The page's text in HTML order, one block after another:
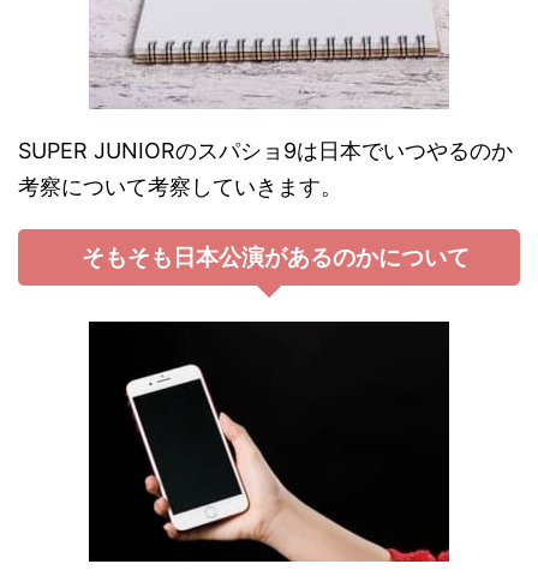
SUPER JUNIORのスパショ9は日本でいつやるのか
考察について考察していきます。
そもそも日本公演があるのかについて